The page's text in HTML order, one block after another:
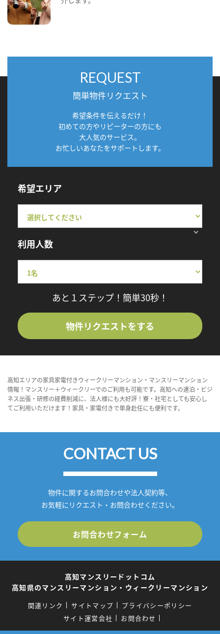
REQUEST
簡単物件リクエスト
希望条件を伝えるだけ！
初めての方やリピーターの方にも
大人気のサービス。
お忙しいあなたをサポートします。
希望エリア
利用人数
あと１ステップ！簡単30秒！
物件リクエストをする
高知エリアの家具家電付きウィークリーマンション・マンスリーマンション
情報！マンスリー＋ウィークリーでのご利用も可能です。高知への連泊・ビジ
ネス出張・研修の経費削減に、法人様にも大好評！寮・社宅としても安心し
てご利用いただけます！家具・家電付きで単身赴任にも便利です。
CONTACT US
物件に関するお問合わせや法人契約等、
お気軽にリクエスト・お問合わせください。
お問合わせフォーム
高知マンスリードットコム
高知県のマンスリーマンション・ウィークリーマンション
関連リンク サイトマップ
プライバシーポリシー
サイト運営会社
お問合わせ